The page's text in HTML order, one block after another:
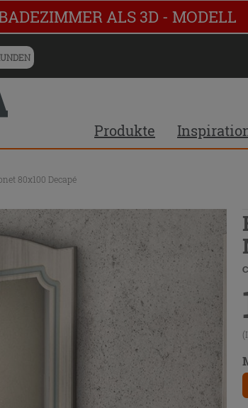
ALS 3D - MODELL
Produkte
80x100 Decapé